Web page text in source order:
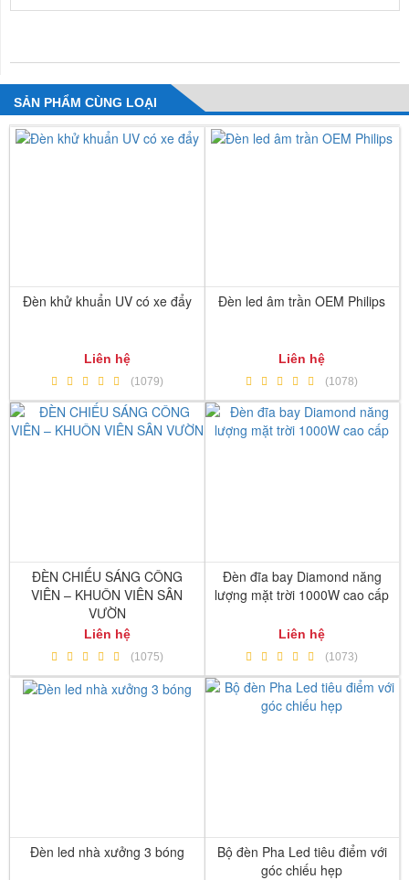
SẢN PHẨM CÙNG LOẠI
Đèn khử khuẩn UV có xe đẩy
Liên hệ
(1079)
Đèn led âm trần OEM Philips
Liên hệ
(1078)
ĐÈN CHIẾU SÁNG CÔNG
VIÊN – KHUÔN VIÊN SÂN
VƯỜN
Liên hệ
(1075)
Đèn đĩa bay Diamond năng
lượng mặt trời 1000W cao cấp
Liên hệ
(1073)
Đèn led nhà xưởng 3 bóng
Bộ đèn Pha Led tiêu điểm với
góc chiếu hẹp